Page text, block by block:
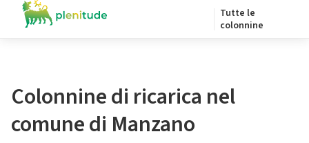
Tutte le
colonnine
Colonnine di ricarica nel
comune di Manzano